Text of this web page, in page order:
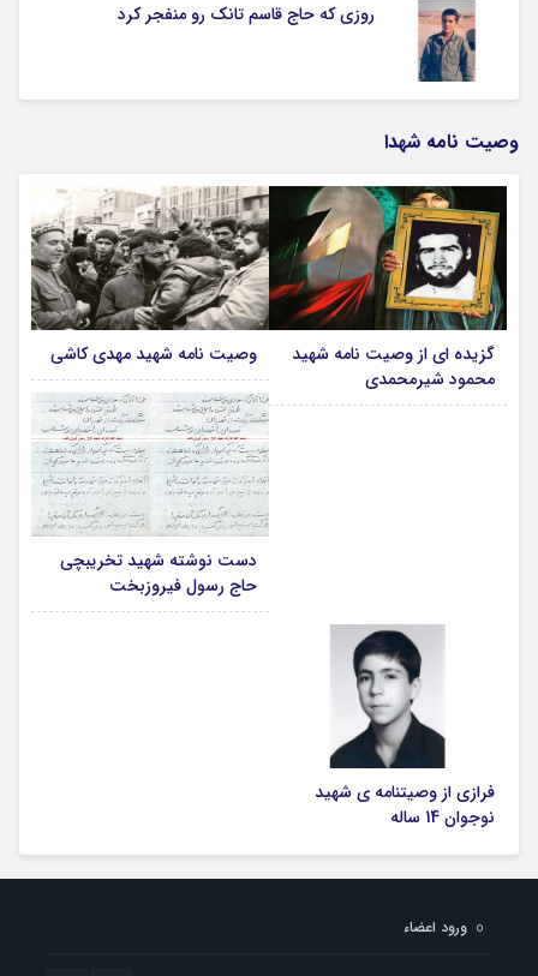
روزی که حاج قاسم تانک رو منفجر کرد
وصیت نامه شهدا
گزیده ای از وصیت نامه شهید
محمود شیرمحمدی
وصیت نامه شهید مهدی کاشی
دست نوشته شهید تخریبچی
حاج رسول فیروزبخت
فرازی از وصیتنامه ی شهید
نوجوان 14 ساله
ورود اعضاء